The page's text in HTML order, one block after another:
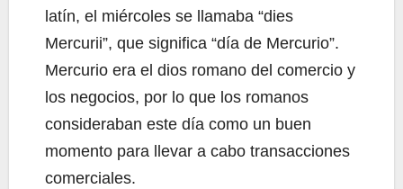
latín, el miércoles se llamaba “dies
Mercurii”, que significa “día de Mercurio”.
Mercurio era el dios romano del comercio y
los negocios, por lo que los romanos
consideraban este día como un buen
momento para llevar a cabo transacciones
comerciales.